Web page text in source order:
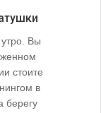
Вы
стоите
в
берегу